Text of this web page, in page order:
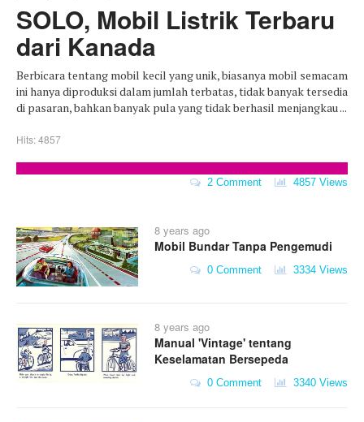
SOLO, Mobil Listrik Terbaru
dari Kanada
Berbicara tentang mobil kecil yang unik, biasanya mobil semacam
ini hanya diproduksi dalam jumlah terbatas, tidak banyak tersedia
di pasaran, bahkan banyak pula yang tidak berhasil menjangkau ...
Hits: 4857
2 Comment 4857 Views
8 years ago
Mobil Bundar Tanpa Pengemudi
0 Comment 3334 Views
8 years ago
Manual 'Vintage' tentang
Keselamatan Bersepeda
0 Comment 3340 Views